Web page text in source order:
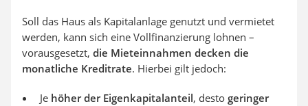
Soll das Haus als Kapitalanlage genutzt und vermietet
werden, kann sich eine Vollfinanzierung lohnen –
vorausgesetzt, die Mieteinnahmen decken die
monatliche Kreditrate. Hierbei gilt jedoch:
Je höher der Eigenkapitalanteil, desto geringer